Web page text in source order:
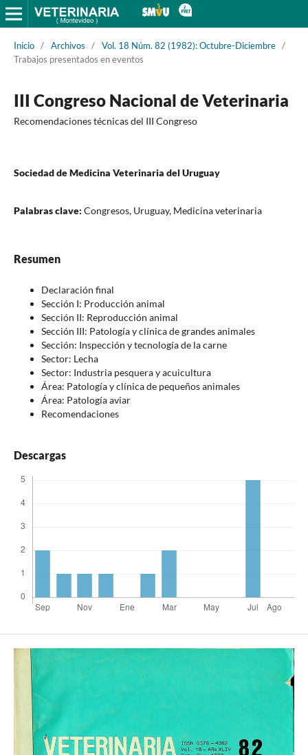
Inicio / Archivos / Vol. 18 Núm. 82 (1982): Octubre-Diciembre /
Trabajos presentados en eventos
III Congreso Nacional de Veterinaria
Recomendaciones técnicas del III Congreso
Sociedad de Medicina Veterinaria del Uruguay
Palabras clave: Congresos, Uruguay, Medicina veterinaria
Resumen
Declaración final
Sección I: Producción animal
Sección II: Reproducción animal
Sección III: Patología y clínica de grandes animales
Sección: Inspección y tecnología de la carne
Sector: Lecha
Sector: Industria pesquera y acuicultura
Área: Patología y clínica de pequeños animales
Área: Patología aviar
Recomendaciones
Descargas